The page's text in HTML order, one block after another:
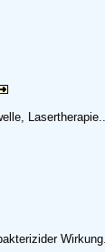
Lasertherapie..
Wirkung..